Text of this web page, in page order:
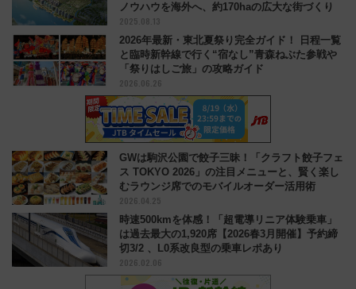
ノウハウを海外へ、約170haの広大な街づくり
2025.08.13
2026年最新・東北夏祭り完全ガイド！ 日程一覧
と臨時新幹線で行く“宿なし”青森ねぶた参戦や
「祭りはしご旅」の攻略ガイド
2026.06.26
GWは駒沢公園で餃子三昧！「クラフト餃子フェ
ス TOKYO 2026」の注目メニューと、賢く楽し
むラウンジ席でのモバイルオーダー活用術
2026.04.25
時速500kmを体感！「超電導リニア体験乗車」
は過去最大の1,920席【2026春3月開催】予約締
切3/2 、L0系改良型の乗車レポあり
2026.02.06